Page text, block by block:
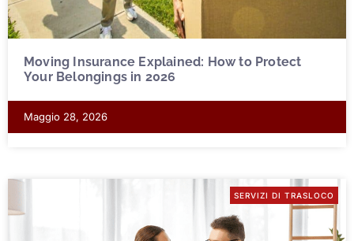
Moving Insurance Explained: How to Protect
Your Belongings in 2026
Maggio 28, 2026
SERVIZI DI TRASLOCO